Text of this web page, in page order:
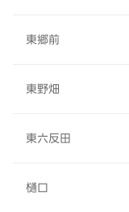
東郷前
東野畑
東六反田
樋口